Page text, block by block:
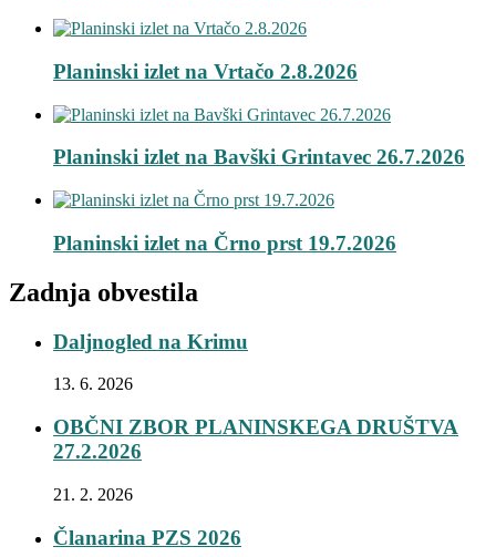
Planinski izlet na Vrtačo 2.8.2026
Planinski izlet na Bavški Grintavec 26.7.2026
Planinski izlet na Črno prst 19.7.2026
Zadnja obvestila
Daljnogled na Krimu
13. 6. 2026
OBČNI ZBOR PLANINSKEGA DRUŠTVA
27.2.2026
21. 2. 2026
Članarina PZS 2026